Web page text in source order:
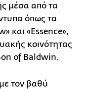
μέσα από τα
όπως τα
και «Essence»,
κοινότητας
of Baldwin.
τον βαθύ